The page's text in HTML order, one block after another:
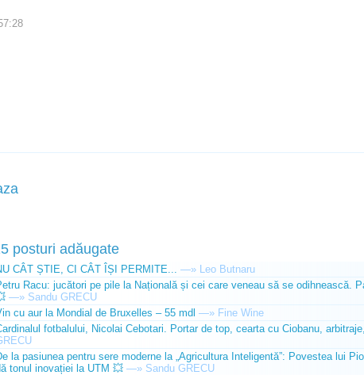
posturi adăugate
CÂT ȘTIE, CI CÂT ÎȘI PERMITE... —» Leo Butnaru
Racu: jucători pe pile la Națională și cei care veneau să se odihnească.
—» Sandu GRECU
cu aur la Mondial de Bruxelles – 55 mdl —» Fine Wine
fotbalului, Nicolai Cebotari. Portar de top, cearta cu Ciobanu,
la pasiunea pentru sere moderne la „Agricultura Inteligentă”: Povestea lui
tonul inovației la UTM 💥 —» Sandu GRECU